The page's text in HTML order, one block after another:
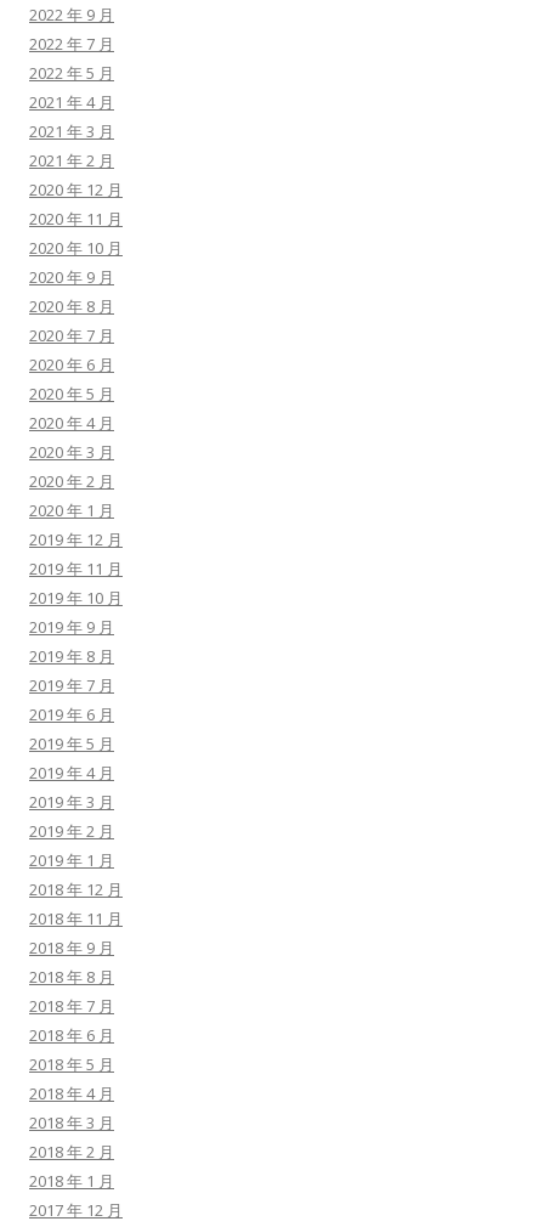
2022 年 9 月
2022 年 7 月
2022 年 5 月
2021 年 4 月
2021 年 3 月
2021 年 2 月
2020 年 12 月
2020 年 11 月
2020 年 10 月
2020 年 9 月
2020 年 8 月
2020 年 7 月
2020 年 6 月
2020 年 5 月
2020 年 4 月
2020 年 3 月
2020 年 2 月
2020 年 1 月
2019 年 12 月
2019 年 11 月
2019 年 10 月
2019 年 9 月
2019 年 8 月
2019 年 7 月
2019 年 6 月
2019 年 5 月
2019 年 4 月
2019 年 3 月
2019 年 2 月
2019 年 1 月
2018 年 12 月
2018 年 11 月
2018 年 9 月
2018 年 8 月
2018 年 7 月
2018 年 6 月
2018 年 5 月
2018 年 4 月
2018 年 3 月
2018 年 2 月
2018 年 1 月
2017 年 12 月